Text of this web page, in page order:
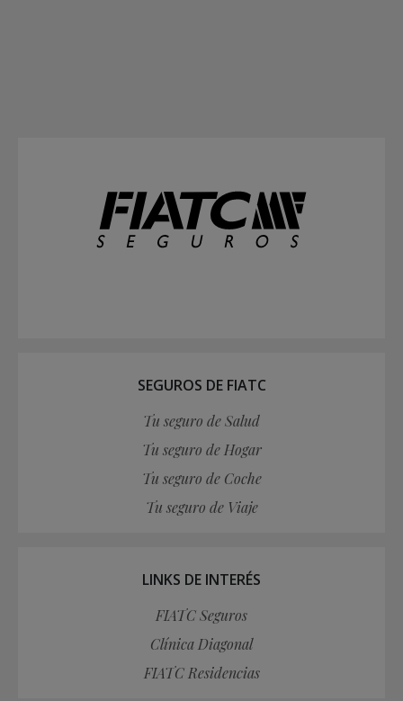
SEGUROS DE FIATC
Tu seguro de Salud
Tu seguro de Hogar
Tu seguro de Coche
Tu seguro de Viaje
LINKS DE INTERÉS
FIATC Seguros
Clínica Diagonal
FIATC Residencias